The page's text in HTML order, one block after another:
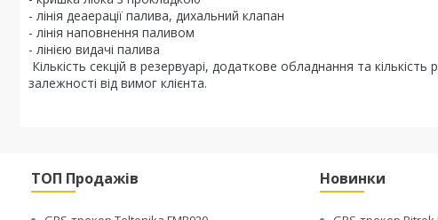
- лінія деаерації палива, дихальний клапан
- лінія наповнення паливом
- лінією видачі палива
Кількість секцій в резервуарі, додаткове обладнання та
залежності від вимог клієнта.
ТОП Продажів Новинки